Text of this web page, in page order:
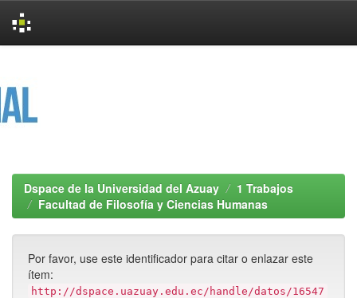
Dspace de la Universidad del Azuay
1 Trabajos
Facultad de Filosofía y Ciencias Humanas
Por favor, use este identificador para citar o enlazar este
ítem:
http://dspace.uazuay.edu.ec/handle/datos/16547